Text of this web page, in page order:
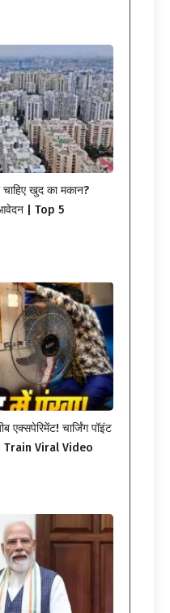
चाहिए खुद का मकान?
आवेदन | Top 5
एक्सपेरिमेंट! चार्जिंग पॉइंट
Train Viral Video